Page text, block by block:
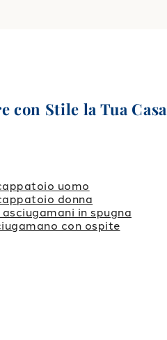
con Stile la Tua Casa
uomo
donna
asciugamani in spugna
con ospite